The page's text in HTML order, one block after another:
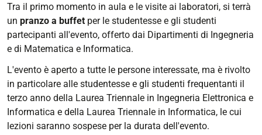
Tra il primo momento in aula e le visite ai laboratori, si terrà
un pranzo a buffet per le studentesse e gli studenti
partecipanti all'evento, offerto dai Dipartimenti di Ingegneria
e di Matematica e Informatica.
L'evento è aperto a tutte le persone interessate, ma è rivolto
in particolare alle studentesse e gli studenti frequentanti il
terzo anno della Laurea Triennale in Ingegneria Elettronica e
Informatica e della Laurea Triennale in Informatica, le cui
lezioni saranno sospese per la durata dell'evento.